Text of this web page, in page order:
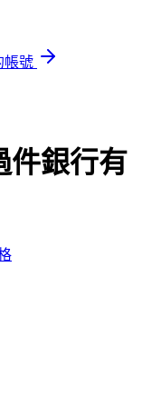
帳號
件銀行有